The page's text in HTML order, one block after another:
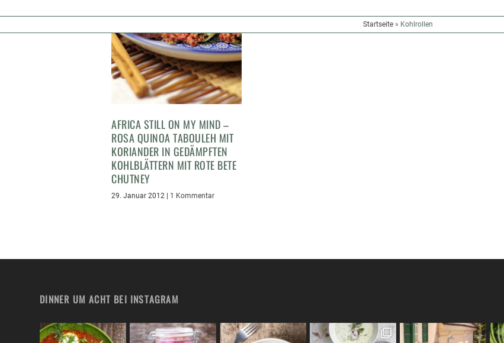
Startseite » Kohlrollen
AFRICA STILL ON MY MIND –
ROSA QUINOA TABOULEH MIT
KORIANDER IN GEDÄMPFTEN
KOHLBLÄTTERN MIT ROTE BETE
CHUTNEY
29. Januar 2012 | 1 Kommentar
DINNER UM ACHT BEI INSTAGRAM